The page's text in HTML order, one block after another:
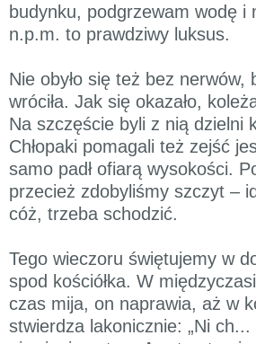
budynku, podgrzewam wodę i
n.p.m. to prawdziwy luksus.
Nie obyło się też bez
wróciła. Jak się okazało,
Na szczęście byli z nią dzielni
Chłopaki pomagali też zejść
samo padł ofiarą wysokości.
przecież zdobyliśmy szczyt –
cóż, trzeba schodzić.
Tego wieczoru świętujemy w
spod kościółka. W
czas mija, on naprawia, aż w
stwierdza lakonicznie: „Ni